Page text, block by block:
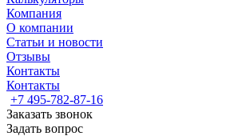
Компания
О компании
Статьи и новости
Отзывы
Контакты
Контакты
+7 495-782-87-16
Заказать звонок
Задать вопрос